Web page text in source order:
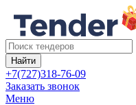
Найти
+7(727)318-76-09
Заказать звонок
Меню